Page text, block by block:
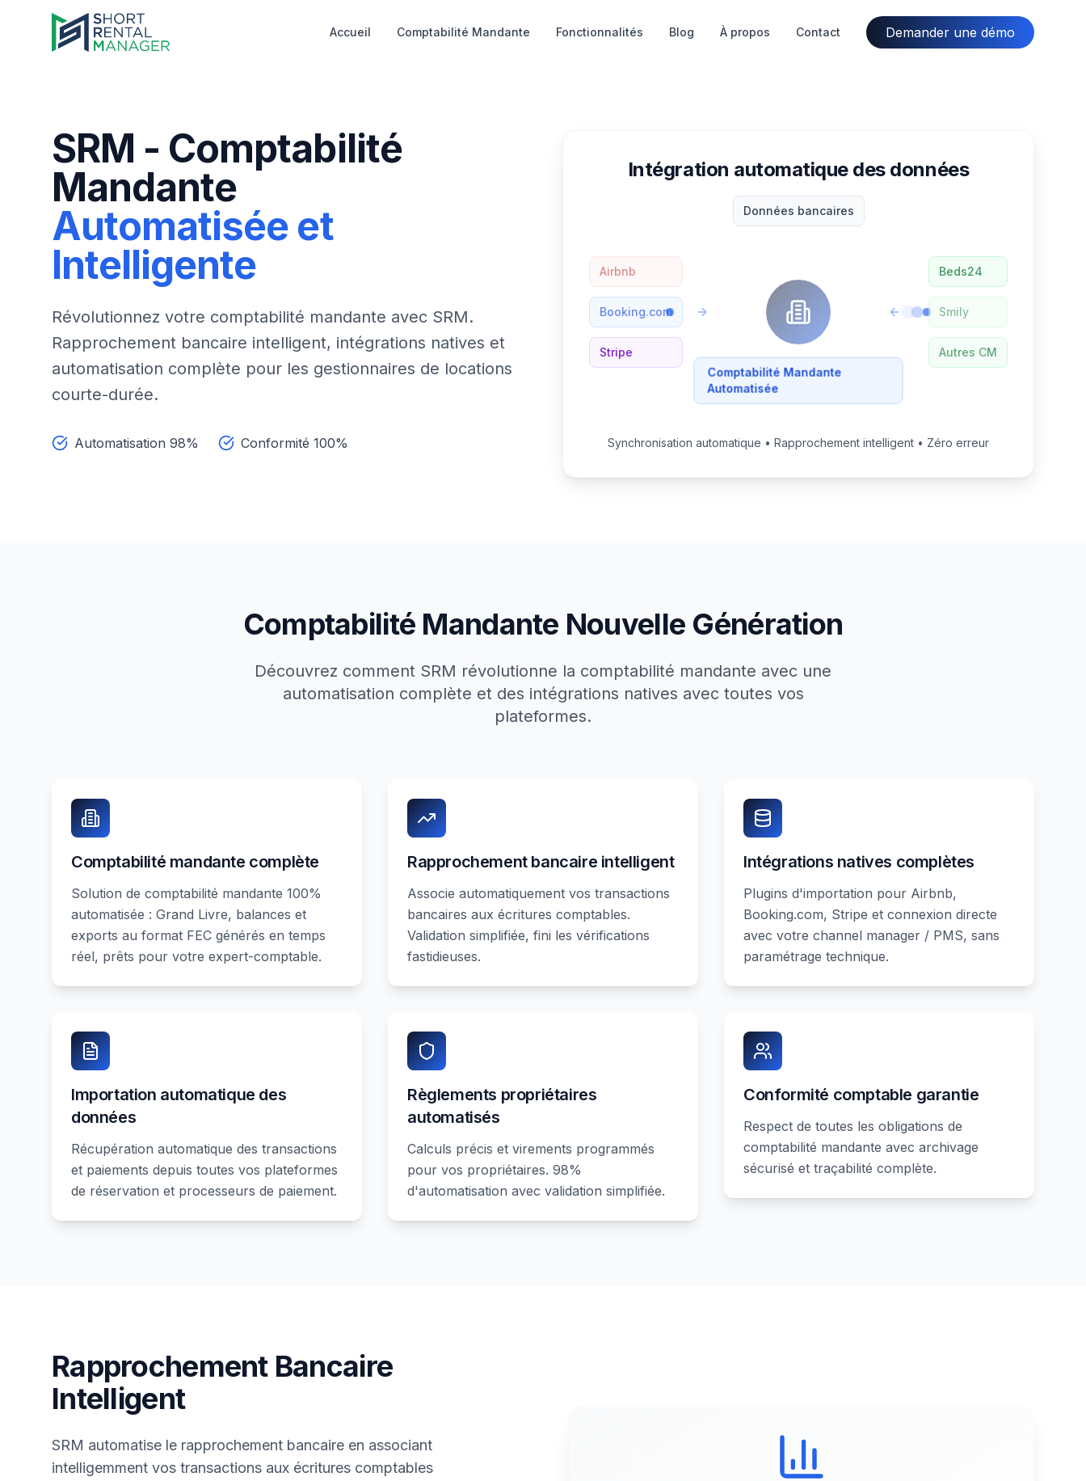
Accueil Comptabilité Mandante Fonctionnalités Blog À propos Contact Demander une démo
SRM - Comptabilité
Mandante
Automatisée et
Intelligente
Révolutionnez votre comptabilité mandante avec SRM.
Rapprochement bancaire intelligent, intégrations natives et
automatisation complète pour les gestionnaires de locations
courte-durée.
Automatisation 98% Conformité 100%
Intégration automatique des données
Airbnb
Booking.com
Stripe
Données bancaires
Beds24
Smily
Autres CM
Comptabilité Mandante
Automatisée
Synchronisation automatique • Rapprochement intelligent • Zéro erreur
Comptabilité Mandante Nouvelle Génération
Découvrez comment SRM révolutionne la comptabilité mandante avec une
automatisation complète et des intégrations natives avec toutes vos
plateformes.
Comptabilité mandante complète
Solution de comptabilité mandante 100%
automatisée : Grand Livre, balances et
exports au format FEC générés en temps
réel, prêts pour votre expert-comptable.
Rapprochement bancaire intelligent
Associe automatiquement vos transactions
bancaires aux écritures comptables.
Validation simplifiée, fini les vérifications
fastidieuses.
Intégrations natives complètes
Plugins d'importation pour Airbnb,
Booking.com, Stripe et connexion directe
avec votre channel manager / PMS, sans
paramétrage technique.
Importation automatique des
données
Récupération automatique des transactions
et paiements depuis toutes vos plateformes
de réservation et processeurs de paiement.
Règlements propriétaires
automatisés
Calculs précis et virements programmés
pour vos propriétaires. 98%
d'automatisation avec validation simplifiée.
Conformité comptable garantie
Respect de toutes les obligations de
comptabilité mandante avec archivage
sécurisé et traçabilité complète.
Rapprochement Bancaire
Intelligent
SRM automatise le rapprochement bancaire en associant
intelligemment vos transactions aux écritures comptables